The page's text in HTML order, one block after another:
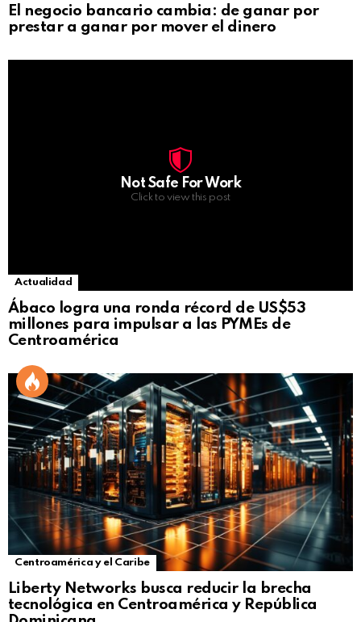
El negocio bancario cambia: de ganar por
prestar a ganar por mover el dinero
Not Safe For Work
Click to view this post
Actualidad
Ábaco logra una ronda récord de US$53
millones para impulsar a las PYMEs de
Centroamérica
Centroamérica y el Caribe
Liberty Networks busca reducir la brecha
tecnológica en Centroamérica y República